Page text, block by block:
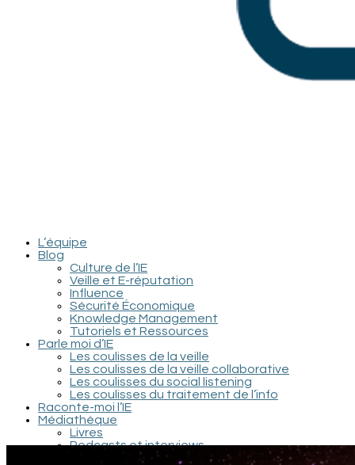
L’équipe
Blog
Culture de l’IE
Veille et E-réputation
Influence
Sécurité Économique
Knowledge Management
Tutoriels et Ressources
Parle moi d’IE
Les coulisses de la veille
Les coulisses de la veille collaborative
Les coulisses du social listening
Les coulisses du traitement de l’info
Raconte-moi l’IE
Médiathèque
Livres
Podcasts et interviews
Documentaires et conférences